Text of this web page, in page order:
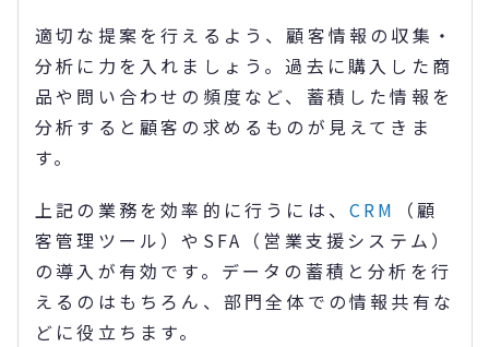
適切な提案を行えるよう、顧客情報の収集・
分析に力を入れましょう。過去に購入した商
品や問い合わせの頻度など、蓄積した情報を
分析すると顧客の求めるものが見えてきま
す。
上記の業務を効率的に行うには、 CRM
（顧
客管理ツール）やSFA（営業支援システム）
の導入が有効です。データの蓄積と分析を行
えるのはもちろん、部門全体での情報共有な
どに役立ちます。